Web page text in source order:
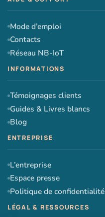
Mode d’emploi
Contacts
Réseau NB-IoT
Témoignages clients
Guides & Livres blancs
Blog
L’entreprise
Espace presse
Politique de confidentialité